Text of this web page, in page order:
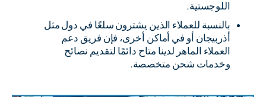
اللوجستية.
بالنسبة للعملاء الذين يشترون سلعًا في دول مثل
أذربيجان أو في أماكن أخرى، فإن فريق دعم
العملاء الماهر لدينا متاح دائمًا لتقديم نصائح
وخدمات شحن متخصصة.